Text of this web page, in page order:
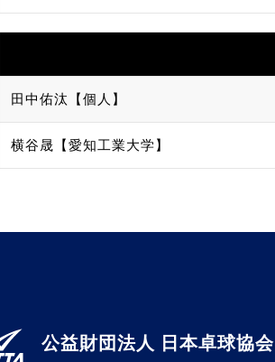
田中佑汰【個人】
横谷晟【愛知工業大学】
公益財団法人 日本卓球協会